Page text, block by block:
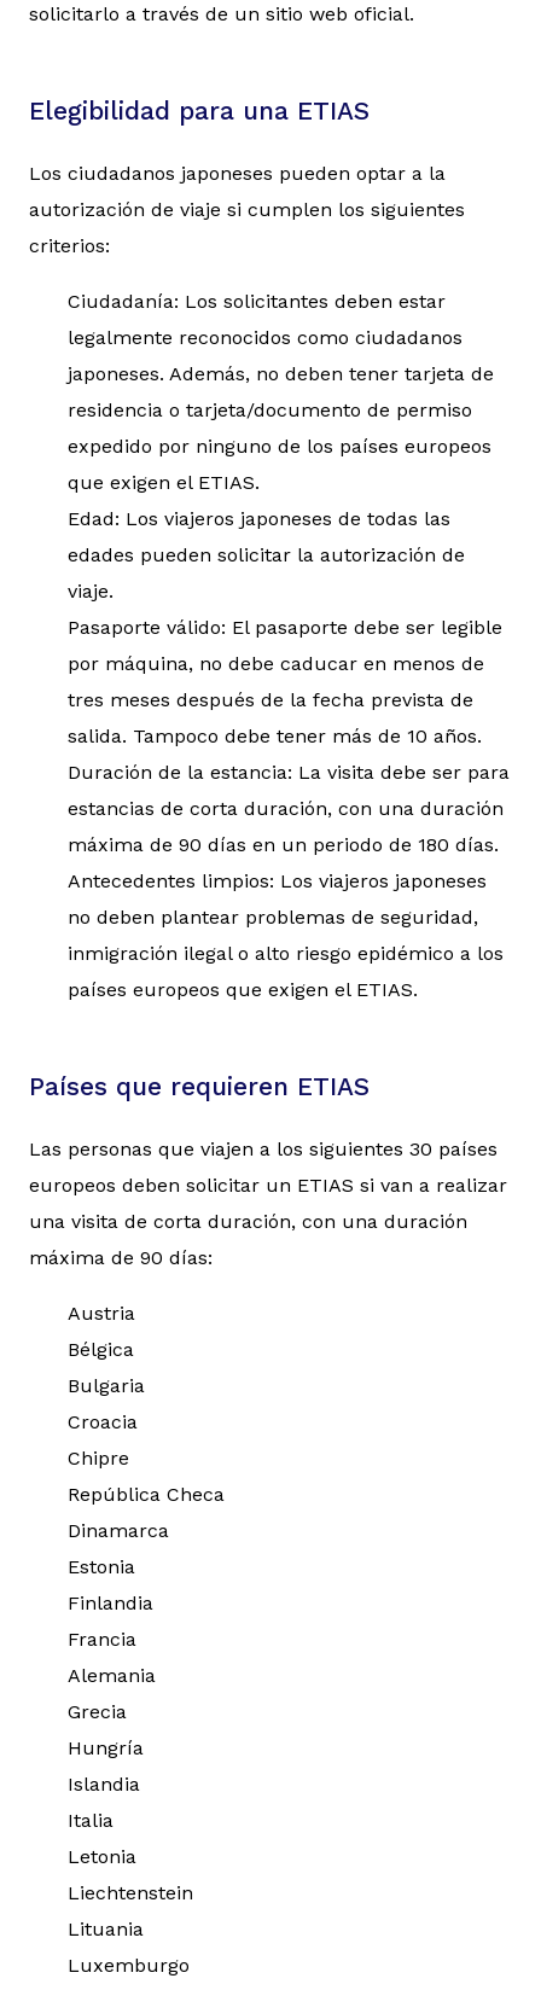
solicitarlo a través de un sitio web oficial.
Elegibilidad para una ETIAS
Los ciudadanos japoneses pueden optar a la
autorización de viaje si cumplen los siguientes
criterios:
Ciudadanía: Los solicitantes deben estar
legalmente reconocidos como ciudadanos
japoneses. Además, no deben tener tarjeta de
residencia o tarjeta/documento de permiso
expedido por ninguno de los países europeos
que exigen el ETIAS.
Edad: Los viajeros japoneses de todas las
edades pueden solicitar la autorización de
viaje.
Pasaporte válido: El pasaporte debe ser legible
por máquina, no debe caducar en menos de
tres meses después de la fecha prevista de
salida. Tampoco debe tener más de 10 años.
Duración de la estancia: La visita debe ser para
estancias de corta duración, con una duración
máxima de 90 días en un periodo de 180 días.
Antecedentes limpios: Los viajeros japoneses
no deben plantear problemas de seguridad,
inmigración ilegal o alto riesgo epidémico a los
países europeos que exigen el ETIAS.
Países que requieren ETIAS
Las personas que viajen a los siguientes 30 países
europeos deben solicitar un ETIAS si van a realizar
una visita de corta duración, con una duración
máxima de 90 días:
Austria
Bélgica
Bulgaria
Croacia
Chipre
República Checa
Dinamarca
Estonia
Finlandia
Francia
Alemania
Grecia
Hungría
Islandia
Italia
Letonia
Liechtenstein
Lituania
Luxemburgo